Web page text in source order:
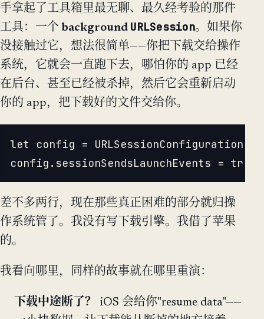
手拿起了工具箱里最无聊、最久经考验的那件
工具：一个 background URLSession。如果你
没接触过它，想法很简单——你把下载交给操作
系统，它就会一直跑下去，哪怕你的 app 已经
在后台、甚至已经被杀掉，然后它会重新启动
你的 app，把下载好的文件交给你。
let config =
差不多两行，现在那些真正困难的部分就归操
作系统管了。我没有写下载引擎。我借了苹果
的。
我看向哪里，同样的故事就在哪里重演：
下载中途断了？
iOS 会给你"resume data"——